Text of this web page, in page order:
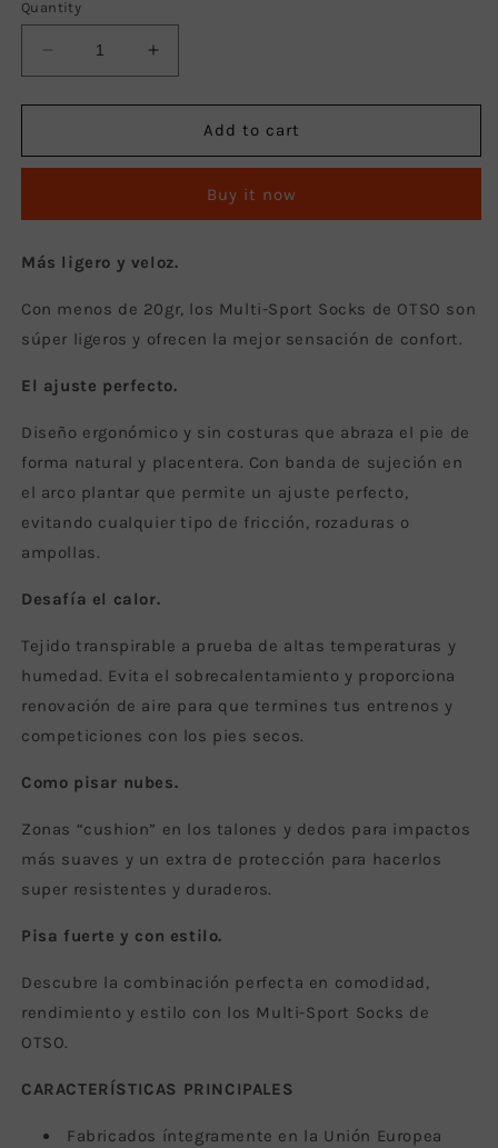
Quantity
Decrease
quantity
for
Multideporte
Bajo
Blue
Yellow
Increase
quantity
for
Medias
Multideporte
Bajo
Blue
Yellow
Add to cart
Buy it now
Más ligero y veloz.
Con menos de 20gr, los Multi-Sport Socks de OTSO son
súper ligeros y ofrecen la mejor sensación de confort.
El ajuste perfecto.
Diseño ergonómico y sin costuras que abraza el pie de
forma natural y placentera. Con banda de sujeción en
el arco plantar que permite un ajuste perfecto,
evitando cualquier tipo de fricción, rozaduras o
ampollas.
Desafía el calor.
Tejido transpirable a prueba de altas temperaturas y
humedad. Evita el sobrecalentamiento y proporciona
renovación de aire para que termines tus entrenos y
competiciones con los pies secos.
Como pisar nubes.
Zonas “cushion” en los talones y dedos para impactos
más suaves y un extra de protección para hacerlos
super resistentes y duraderos.
Pisa fuerte y con estilo.
Descubre la combinación perfecta en comodidad,
rendimiento y estilo con los Multi-Sport Socks de
OTSO.
CARACTERÍSTICAS PRINCIPALES
Fabricados íntegramente en la Unión Europea